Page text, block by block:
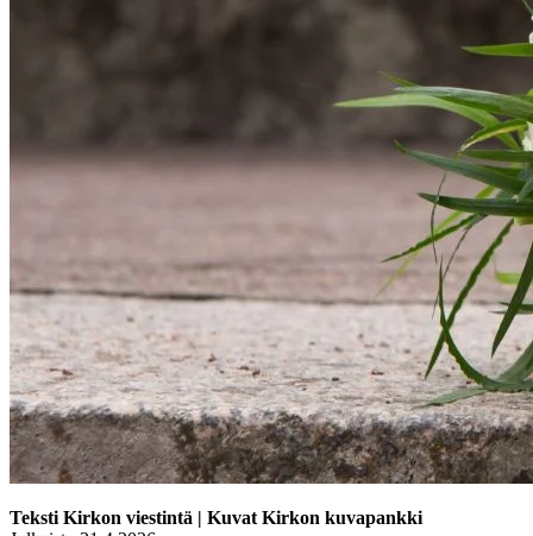
Teksti Kirkon viestintä | Kuvat Kirkon kuvapankki